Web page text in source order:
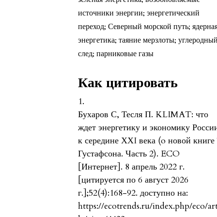
источники энергии; энергетический
переход; Северный морской путь;
энергетика; таяние мерзлоты; углеродный
след; парниковые газы
Как цитировать
1.
Бухаров С, Тесля П. KLIMAT: что
ждет энергетику и экономику
к середине ХХI века (o новой книге
Густафсона. Часть 2). ECO
[Интернет]. 8 апрель 2022 г.
[цитируется по 6 август 2026
г.];52(4):168-92. доступно на:
https://ecotrends.ru/index.php/eco/